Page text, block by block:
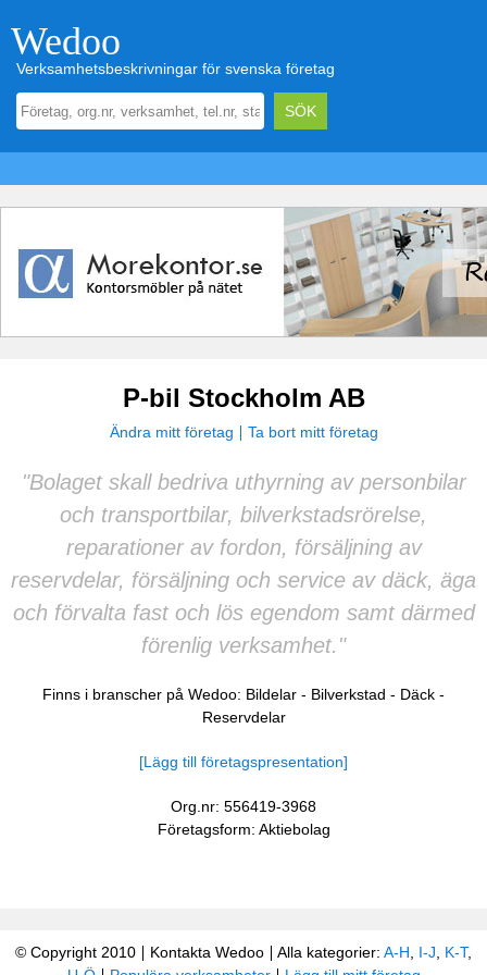
Wedoo
Verksamhetsbeskrivningar för svenska företag
P-bil Stockholm AB
Ändra mitt företag Ta bort mitt företag
"Bolaget skall bedriva uthyrning av personbilar
och transportbilar, bilverkstadsrörelse,
reparationer av fordon, försäljning av
reservdelar, försäljning och service av däck, äga
och förvalta fast och lös egendom samt därmed
förenlig verksamhet."
Finns i branscher på Wedoo: Bildelar - Bilverkstad - Däck -
Reservdelar
[Lägg till företagspresentation]
Org.nr: 556419-3968
Företagsform: Aktiebolag
© Copyright 2010 Kontakta Wedoo Alla kategorier: A-H I-J K-T,